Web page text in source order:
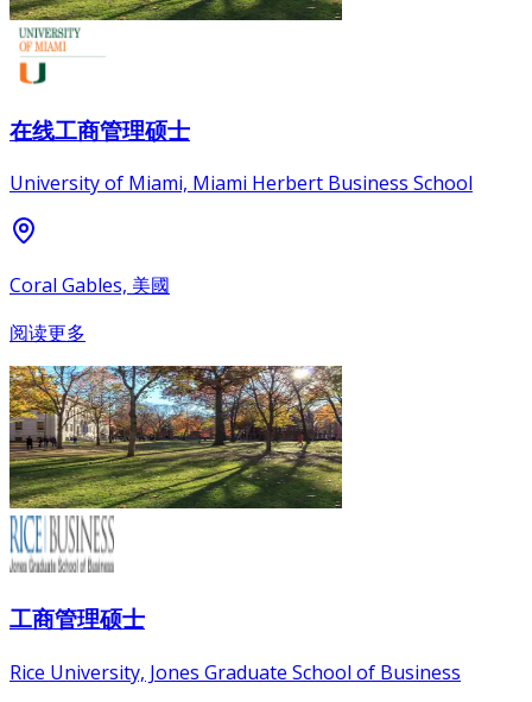
在线工商管理硕士
University of Miami, Miami Herbert Business School
Coral Gables, 美國
阅读更多
工商管理硕士
Rice University, Jones Graduate School of Business